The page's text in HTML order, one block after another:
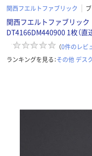
関西フエルトファブリック
関西フエルトファブリッ
DT4166DM440900 1枚（直
（0件のレビ
ランキングを見る：その他 デス